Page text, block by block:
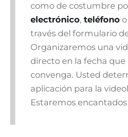
como de costumbre
electrónico, teléfono
través del formulario
Organizaremos una
directo en la fecha que
convenga. Usted
aplicación para la
Estaremos